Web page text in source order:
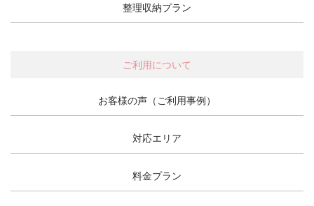
整理収納プラン
ご利用について
お客様の声（ご利用事例）
対応エリア
料金プラン